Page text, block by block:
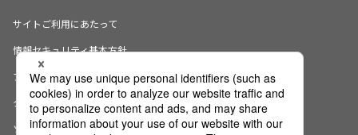
サイトご利用にあたって
情報セキュリティ基本方針
プライバシーポリシー
クッキーの使用について
ソーシャルメディアポリシー